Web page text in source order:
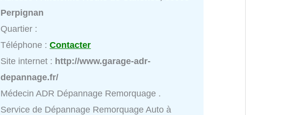
Perpignan
Quartier :
Téléphone :Contacter
Site internet : http://www.garage-adr-
depannage.fr/
Médecin ADR Dépannage Remorquage .
Service de Dépannage Remorquage Auto à